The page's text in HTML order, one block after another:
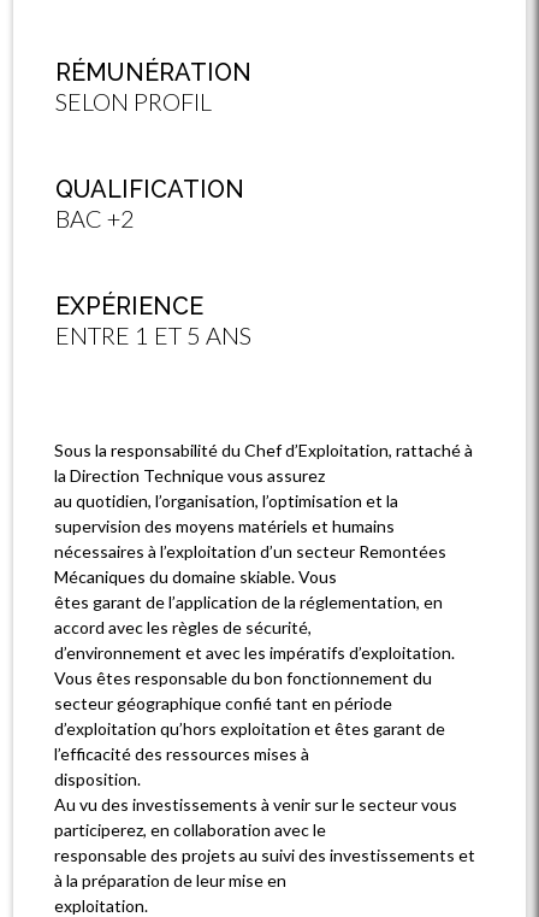
RÉMUNÉRATION
SELON PROFIL
QUALIFICATION
BAC +2
EXPÉRIENCE
ENTRE 1 ET 5 ANS
Sous la responsabilité du Chef d’Exploitation, rattaché à
la Direction Technique vous assurez
au quotidien, l’organisation, l’optimisation et la
supervision des moyens matériels et humains
nécessaires à l’exploitation d’un secteur Remontées
Mécaniques du domaine skiable. Vous
êtes garant de l’application de la réglementation, en
accord avec les règles de sécurité,
d’environnement et avec les impératifs d’exploitation.
Vous êtes responsable du bon fonctionnement du
secteur géographique confié tant en période
d’exploitation qu’hors exploitation et êtes garant de
l’efficacité des ressources mises à
disposition.
Au vu des investissements à venir sur le secteur vous
participerez, en collaboration avec le
responsable des projets au suivi des investissements et
à la préparation de leur mise en
exploitation.